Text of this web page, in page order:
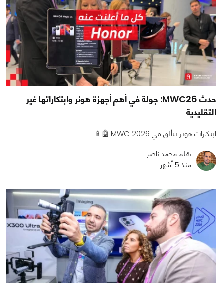
حدث MWC26: جولة في أهم أجهزة هونر وابتكاراتها غير
التقليدية
ابتكارات هونر تتألق في MWC 2026 🤖📱
بقلم محمد ناصر
منذ 5 أشهر